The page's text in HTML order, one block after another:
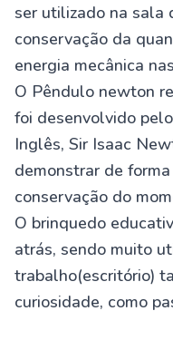
ser utilizado na sala
conservação da
energia mecânica
O Pêndulo newton
foi desenvolvido
Inglês, Sir Isaac
demonstrar de
conservação do
O brinquedo
atrás, sendo muito
trabalho(escritório)
curiosidade, como